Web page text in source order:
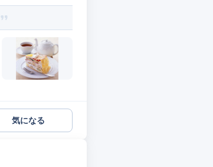
気になる